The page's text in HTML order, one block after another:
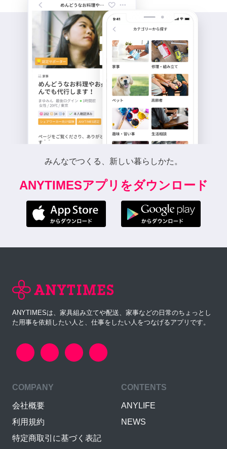
みんなでつくる、新しい暮らしかた。
ANYTIMESアプリをダウンロード
ANYTIMESは、家具組み立てや配送、家事などの日常のちょっとし
た用事を依頼したい人と、仕事をしたい人をつなげるアプリです。
COMPANY
会社概要
利用規約
特定商取引に基づく表記
CONTENTS
ANYLIFE
NEWS